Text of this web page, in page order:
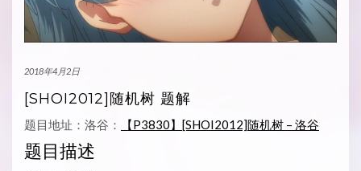
2018年4月2日
[SHOI2012]随机树 题解
题目地址：洛谷： 【P3830】[SHOI2012]随机树 – 洛谷
题目描述